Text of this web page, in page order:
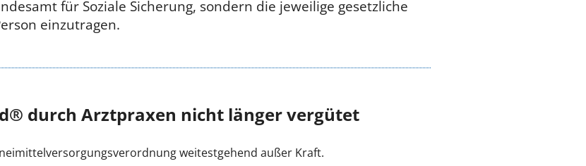
für Soziale Sicherung, sondern die jeweilige gesetzliche
einzutragen.
durch Arztpraxen nicht länger vergütet
weitestgehend außer Kraft.